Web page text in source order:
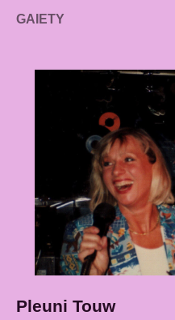
GAIETY
Pleuni Touw